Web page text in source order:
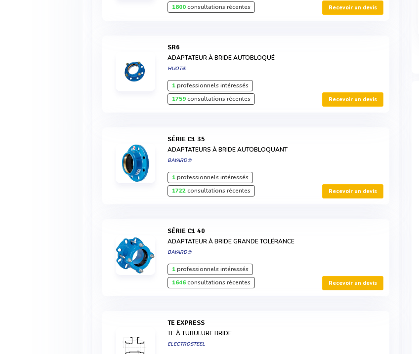
1800consultations récentes Recevoir un devis
SR6
ADAPTATEUR À BRIDE AUTOBLOQUÉ
HUOT®
1professionnels intéressés
1759consultations récentes Recevoir un devis
SÉRIE C1 35
ADAPTATEURS À BRIDE AUTOBLOQUANT
BAYARD®
1professionnels intéressés
1722consultations récentes Recevoir un devis
SÉRIE C1 40
ADAPTATEUR À BRIDE GRANDE TOLÉRANCE
BAYARD®
1professionnels intéressés
1646consultations récentes Recevoir un devis
TE EXPRESS
TE À TUBULURE BRIDE
ELECTROSTEEL